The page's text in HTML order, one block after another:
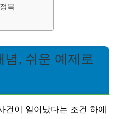
복
념, 쉬운 예제로
건이 일어났다는 조건 하에